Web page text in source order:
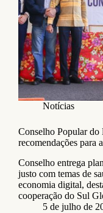
Notícias
Conselho Popular do
recomendações para
Conselho entrega
justo com temas de
economia digital,
cooperação do Sul
5 de julho de